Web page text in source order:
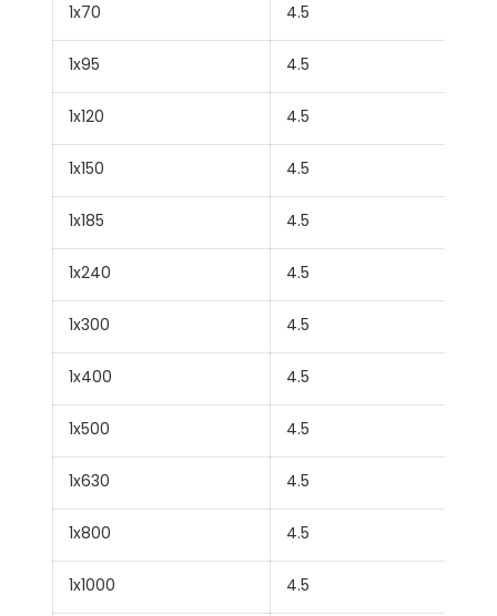
1x70 4.5
1x95 4.5
1x120 4.5
1x150 4.5
1x185 4.5
1x240 4.5
1x300 4.5
1x400 4.5
1x500 4.5
1x630 4.5
1x800 4.5
1x1000 4.5